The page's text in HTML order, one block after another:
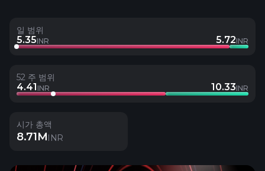
일 범위
5.35INR 5.72INR
52 주 범위
4.41 INR 10.33INR
시가 총액
8.71MINR